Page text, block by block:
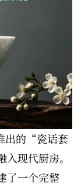
出的“瓷话套
现代厨房。
了一个完整